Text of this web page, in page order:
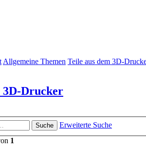
Allgemeine Themen Teile aus dem 3D-
3D-Drucker
Suche
Erweiterte Suche
1